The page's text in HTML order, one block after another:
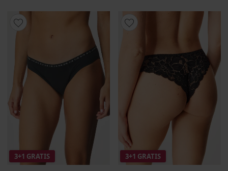
3+1 GRATIS 3+1 GRATIS